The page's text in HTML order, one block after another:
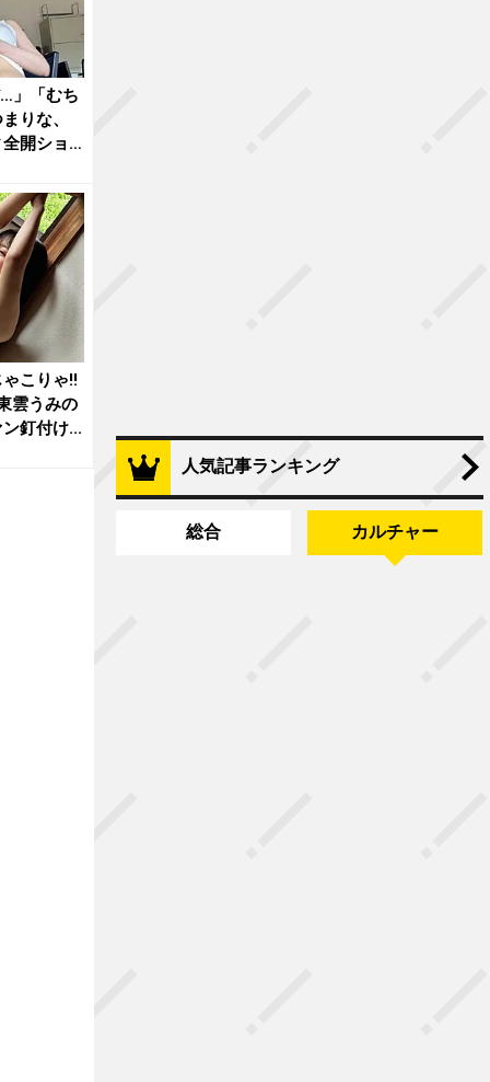
」「むち
りな、
開ショ
こりゃ!!
雲うみの
釘付け...
人気記事ランキング
総合 カルチャー